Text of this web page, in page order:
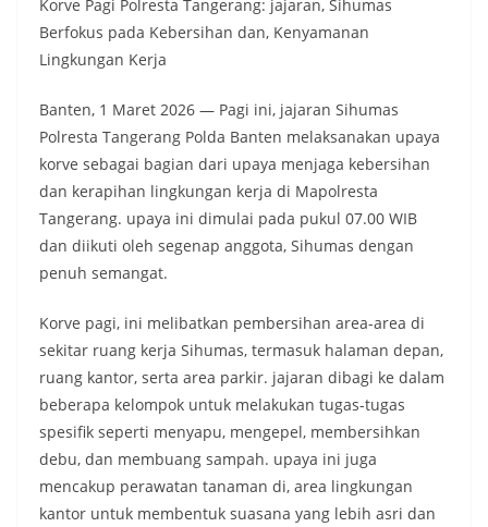
Korve Pagi Polresta Tangerang: jajaran, Sihumas
Berfokus pada Kebersihan dan, Kenyamanan
Lingkungan Kerja
Banten, 1 Maret 2026 — Pagi ini, jajaran Sihumas
Polresta Tangerang Polda Banten melaksanakan upaya
korve sebagai bagian dari upaya menjaga kebersihan
dan kerapihan lingkungan kerja di Mapolresta
Tangerang. upaya ini dimulai pada pukul 07.00 WIB
dan diikuti oleh segenap anggota, Sihumas dengan
penuh semangat.
Korve pagi, ini melibatkan pembersihan area-area di
sekitar ruang kerja Sihumas, termasuk halaman depan,
ruang kantor, serta area parkir. jajaran dibagi ke dalam
beberapa kelompok untuk melakukan tugas-tugas
spesifik seperti menyapu, mengepel, membersihkan
debu, dan membuang sampah. upaya ini juga
mencakup perawatan tanaman di, area lingkungan
kantor untuk membentuk suasana yang lebih asri dan